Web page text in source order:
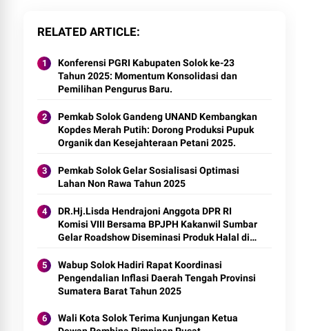
RELATED ARTICLE
Konferensi PGRI Kabupaten Solok ke-23
Tahun 2025: Momentum Konsolidasi dan
Pemilihan Pengurus Baru.
Pemkab Solok Gandeng UNAND Kembangkan
Kopdes Merah Putih: Dorong Produksi Pupuk
Organik dan Kesejahteraan Petani 2025.
Pemkab Solok Gelar Sosialisasi Optimasi
Lahan Non Rawa Tahun 2025
DR.Hj.Lisda Hendrajoni Anggota DPR RI
Komisi VIII Bersama BPJPH Kakanwil Sumbar
Gelar Roadshow Diseminasi Produk Halal di
Wabup Solok Hadiri Rapat Koordinasi
Pengendalian Inflasi Daerah Tengah Provinsi
Sumatera Barat Tahun 2025
Wali Kota Solok Terima Kunjungan Ketua